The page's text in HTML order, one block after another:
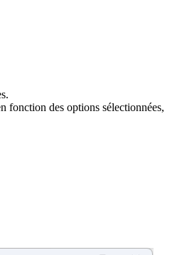
fonction des options sélectionnées,